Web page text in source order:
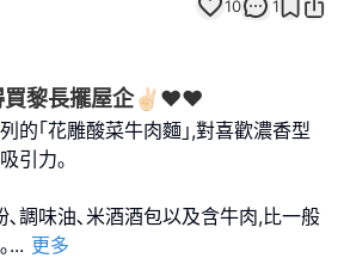
10 1
買黎長擺屋企✌🏻❤️❤️
的｢花雕酸菜牛肉麵｣,對喜歡濃香型
引力｡
､調味油､米酒酒包以及含牛肉,比一般
... 更多